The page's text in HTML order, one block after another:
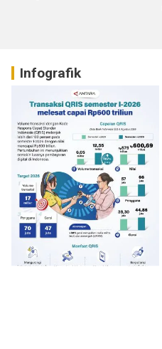
Infografik